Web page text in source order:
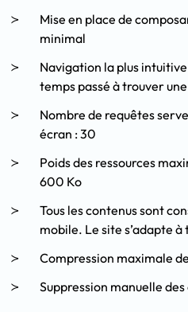
Mise en place de
minimal
Navigation la plus
temps passé à trouver
Nombre de requêtes
écran : 30
Poids des ressources
600 Ko
Tous les contenus sont
mobile. Le site s’adapte
Compression maximale
Suppression manuelle